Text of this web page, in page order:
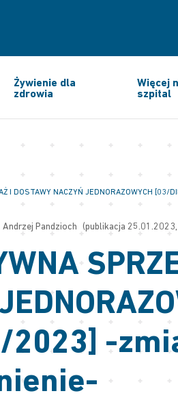
Żywienie dla
zdrowia
Więcej
szpital
I DOSTAWY NACZYŃ JEDNORAZOWYCH
Andrzej Pandzioch (publikacja
2023] -